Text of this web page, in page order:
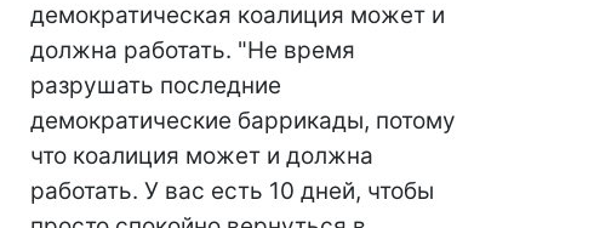
демократическая коалиция может и
должна работать. "Не время
разрушать последние
демократические баррикады, потому
что коалиция может и должна
работать. У вас есть 10 дней, чтобы